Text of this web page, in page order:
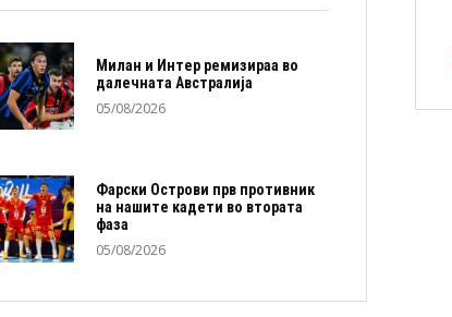
Милан и Интер ремизираа во
далечната Австралија
05/08/2026
Фарски Острови прв противник
на нашите кадети во втората
фаза
05/08/2026